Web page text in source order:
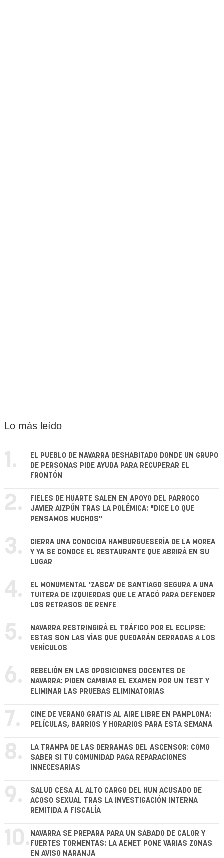
Lo más leído
1.
EL PUEBLO DE NAVARRA DESHABITADO DONDE UN GRUPO
DE PERSONAS PIDE AYUDA PARA RECUPERAR EL
FRONTÓN
2.
FIELES DE HUARTE SALEN EN APOYO DEL PÁRROCO
JAVIER AIZPÚN TRAS LA POLÉMICA: "DICE LO QUE
PENSAMOS MUCHOS"
3.
CIERRA UNA CONOCIDA HAMBURGUESERÍA DE LA MOREA
Y YA SE CONOCE EL RESTAURANTE QUE ABRIRÁ EN SU
LUGAR
4.
EL MONUMENTAL 'ZASCA' DE SANTIAGO SEGURA A UNA
TUITERA DE IZQUIERDAS QUE LE ATACÓ PARA DEFENDER
LOS RETRASOS DE RENFE
5.
NAVARRA RESTRINGIRÁ EL TRÁFICO POR EL ECLIPSE:
ESTAS SON LAS VÍAS QUE QUEDARÁN CERRADAS A LOS
VEHÍCULOS
6.
REBELIÓN EN LAS OPOSICIONES DOCENTES DE
NAVARRA: PIDEN CAMBIAR EL EXAMEN POR UN TEST Y
ELIMINAR LAS PRUEBAS ELIMINATORIAS
7.
CINE DE VERANO GRATIS AL AIRE LIBRE EN PAMPLONA:
PELÍCULAS, BARRIOS Y HORARIOS PARA ESTA SEMANA
8.
LA TRAMPA DE LAS DERRAMAS DEL ASCENSOR: CÓMO
SABER SI TU COMUNIDAD PAGA REPARACIONES
INNECESARIAS
9.
SALUD CESA AL ALTO CARGO DEL HUN ACUSADO DE
ACOSO SEXUAL TRAS LA INVESTIGACIÓN INTERNA
REMITIDA A FISCALÍA
10. NAVARRA SE PREPARA PARA UN SÁBADO DE CALOR Y
FUERTES TORMENTAS: LA AEMET PONE VARIAS ZONAS
EN AVISO NARANJA